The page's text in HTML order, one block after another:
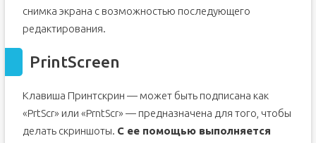
Снимок экрана через комбинацию клавиш Win+Shift+S
Программа Microsoft Snip Editor
в Windows 10
снимка экрана с возможностью последующего
редактирования.
PrintScreen
Клавиша Принтскрин — может быть подписана как
«PrtScr» или «PrntScr» — предназначена для того, чтобы
делать скриншоты. С ее помощью выполняется